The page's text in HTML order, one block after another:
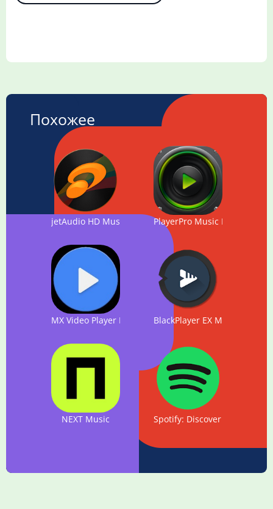
Похожее
jetAudio HD Music Player PlusPlayerPro Music Player
MX Video Player Pro BlackPlayer EX Music Player
NEXT Music Spotify: Discover music,